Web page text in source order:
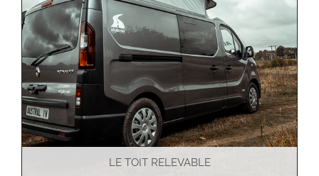
LE TOIT RELEVABLE